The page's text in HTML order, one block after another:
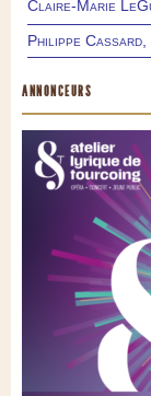
Claire-Marie
Philippe
ANNONCEURS